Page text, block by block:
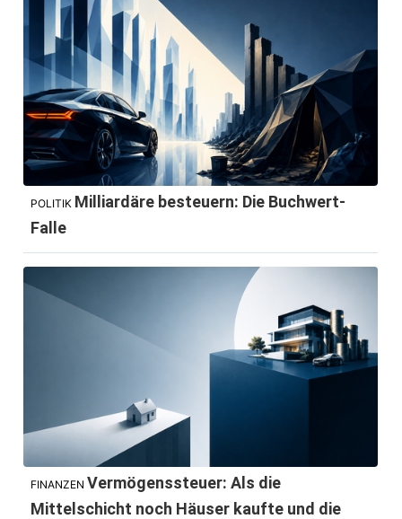
POLITIK Milliardäre besteuern: Die Buchwert-
Falle
FINANZEN Vermögenssteuer: Als die
Mittelschicht noch Häuser kaufte und die